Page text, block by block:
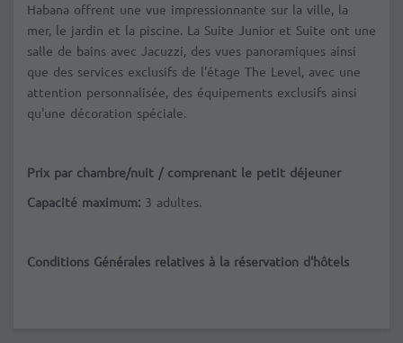
Habana offrent une vue impressionnante sur la ville, la
mer, le jardin et la piscine. La Suite Junior et Suite ont une
salle de bains avec Jacuzzi, des vues panoramiques ainsi
que des services exclusifs de l'étage The Level, avec une
attention personnalisée, des équipements exclusifs ainsi
qu'une décoration spéciale.
Prix par chambre/nuit / comprenant le petit déjeuner
Capacité maximum: 3 adultes.
Conditions Générales relatives à la réservation d'hôtels